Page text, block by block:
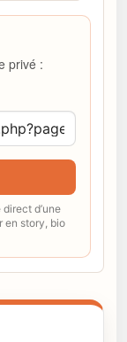
privé :
d’une
en story, bio